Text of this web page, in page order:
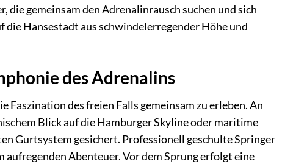
gemeinsam den Adrenalinrausch suchen und sich
Hansestadt aus schwindelerregender Höhe und
des Adrenalins
des freien Falls gemeinsam zu erleben. An
Blick auf die Hamburger Skyline oder maritime
Gurtsystem gesichert. Professionell geschulte Springer
Abenteuer. Vor dem Sprung erfolgt eine